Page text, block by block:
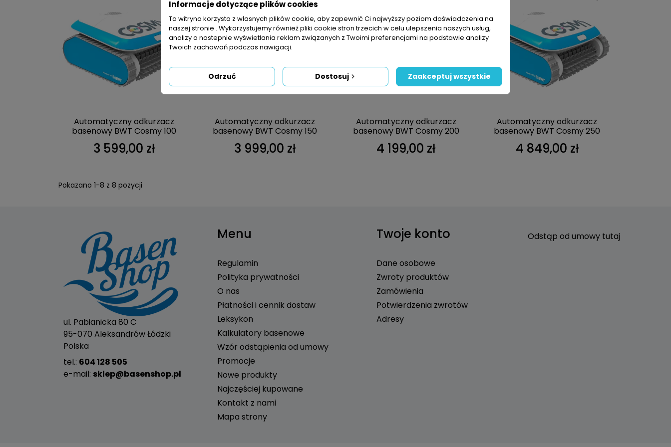
Automatyczny odkurzacz
basenowy BWT Cosmy 100
3 599,00 zł
Automatyczny odkurzacz
basenowy BWT Cosmy 150
3 999,00 zł
Automatyczny odkurzacz
basenowy BWT Cosmy 200
4 199,00 zł
Automatyczny odkurzacz
basenowy BWT Cosmy 250
4 849,00 zł
Pokazano 1-8 z 8 pozycji
ul. Pabianicka 80 C
95-070 Aleksandrów Łódzki
Polska
tel.: 604 128 505
e-mail: sklep@basenshop.pl
Menu
Regulamin
Polityka prywatności
O nas
Płatności i cennik dostaw
Leksykon
Kalkulatory basenowe
Wzór odstąpienia od umowy
Promocje
Nowe produkty
Najczęściej kupowane
Kontakt z nami
Mapa strony
Twoje konto
Dane osobowe
Zwroty produktów
Zamówienia
Potwierdzenia zwrotów
Adresy
Odstąp od umowy tutaj
Informacje dotyczące plików cookies
Ta witryna korzysta z własnych plików cookie, aby zapewnić Ci najwyższy poziom doświadczenia na
naszej stronie . Wykorzystujemy również pliki cookie stron trzecich w celu ulepszenia naszych usług,
analizy a nastepnie wyświetlania reklam związanych z Twoimi preferencjami na podstawie analizy
Twoich zachowań podczas nawigacji.
Odrzuć Dostosuj Zaakceptuj wszystkie